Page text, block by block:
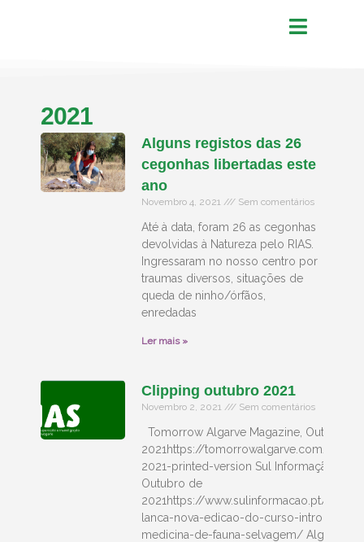
2021
Alguns registos das 26
cegonhas libertadas este
ano
Novembro 4, 2021 Sem comentários
Até à data, foram 26 as cegonhas
devolvidas à Natureza pelo RIAS.
Ingressaram no nosso centro por
traumas diversos, situações de
queda de ninho/órfãos,
enredadas
Ler mais »
Clipping outubro 2021
Novembro 2, 2021 Sem comentários
Tomorrow Algarve Magazine, Outubro
2021https://tomorrowalgarve.com/
2021-printed-version Sul Informação, 8 de
Outubro de
2021https://www.sulinformacao.pt/2021/
lanca-nova-edicao-do-curso-introducao-
medicina-de-fauna-selvagem/ Algarve